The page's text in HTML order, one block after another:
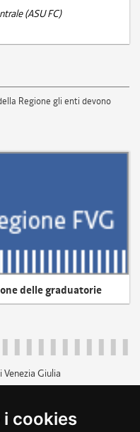
i cookies
(ASU FC)
Regione gli enti devono
delle graduatorie
Giulia
00526040324